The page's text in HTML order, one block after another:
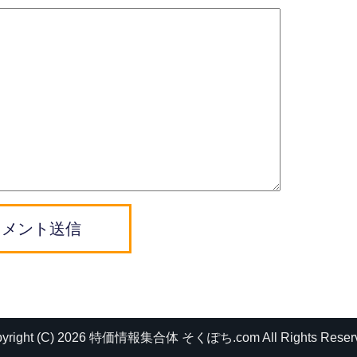
ント送信
(C) 2026 特価情報集合体 そくぽち.comAll Rights